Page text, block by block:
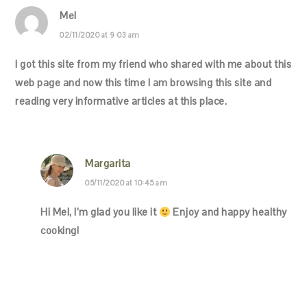
Mel
02/11/2020 at 9:03 am
I got this site from my friend who shared with me about this
web page and now this time I am browsing this site and
reading very informative articles at this place.
Margarita
05/11/2020 at 10:45 am
Hi Mel, I’m glad you like it
Enjoy and happy healthy
cooking!